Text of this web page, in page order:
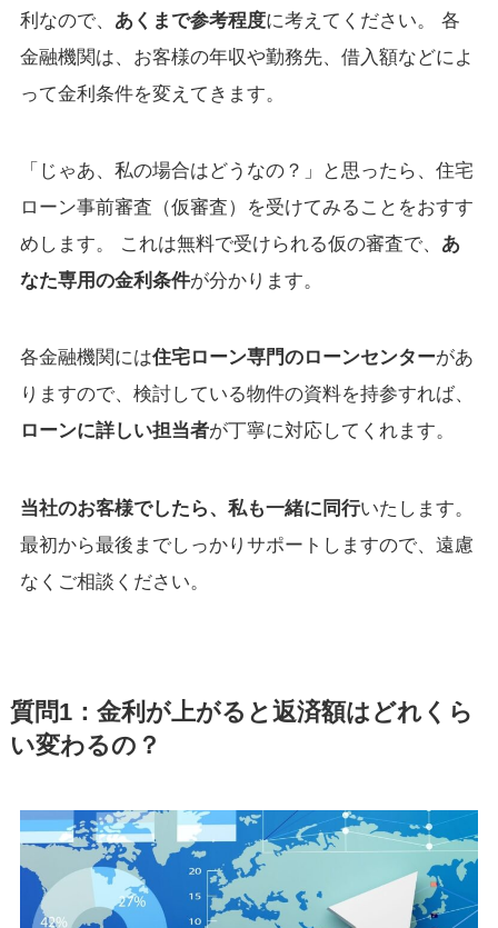
利なので、 あくまで参考程度に考えてください。 各
金融機関は、お客様の年収や勤務先、借入額などによ
って金利条件を変えてきます。
「じゃあ、私の場合はどうなの？」と思ったら、住宅
ローン事前審査（仮審査）を受けてみることをおすす
めします。 これは無料で受けられる仮の審査で、 あ
なた専用の金利条件が分かります。
各金融機関には住宅ローン専門のローンセンターがあ
りますので、検討している物件の資料を持参すれば、
ローンに詳しい担当者が丁寧に対応してくれます。
当社のお客様でしたら、私も一緒に同行いたします。
最初から最後までしっかりサポートしますので、遠慮
なくご相談ください。
質問1：金利が上がると返済額はどれくら
い変わるの？